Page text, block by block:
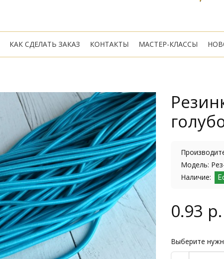
КАК СДЕЛАТЬ ЗАКАЗ КОНТАКТЫ МАСТЕР-КЛАССЫ
Модель:
Наличие:
0.93 р.
Выберите